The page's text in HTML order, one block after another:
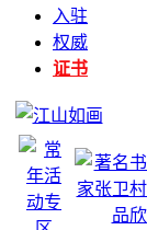
入驻
权威
证书